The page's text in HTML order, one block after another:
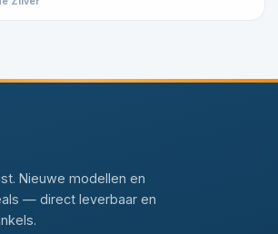
Nieuwe modellen en
— direct leverbaar en